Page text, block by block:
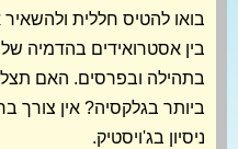
בואו להטיס חללית ולהשאיר
בין אסטרואידים בהדמיה של
בתהילה ובפרסים. האם
ביותר בגלקסיה? אין צורך
ניסיון בג'ויסטיק.